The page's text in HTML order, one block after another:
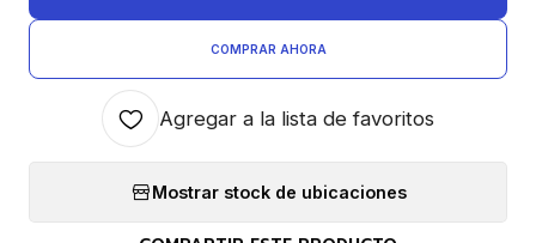
COMPRAR AHORA
Agregar a la lista de favoritos
Mostrar stock de ubicaciones